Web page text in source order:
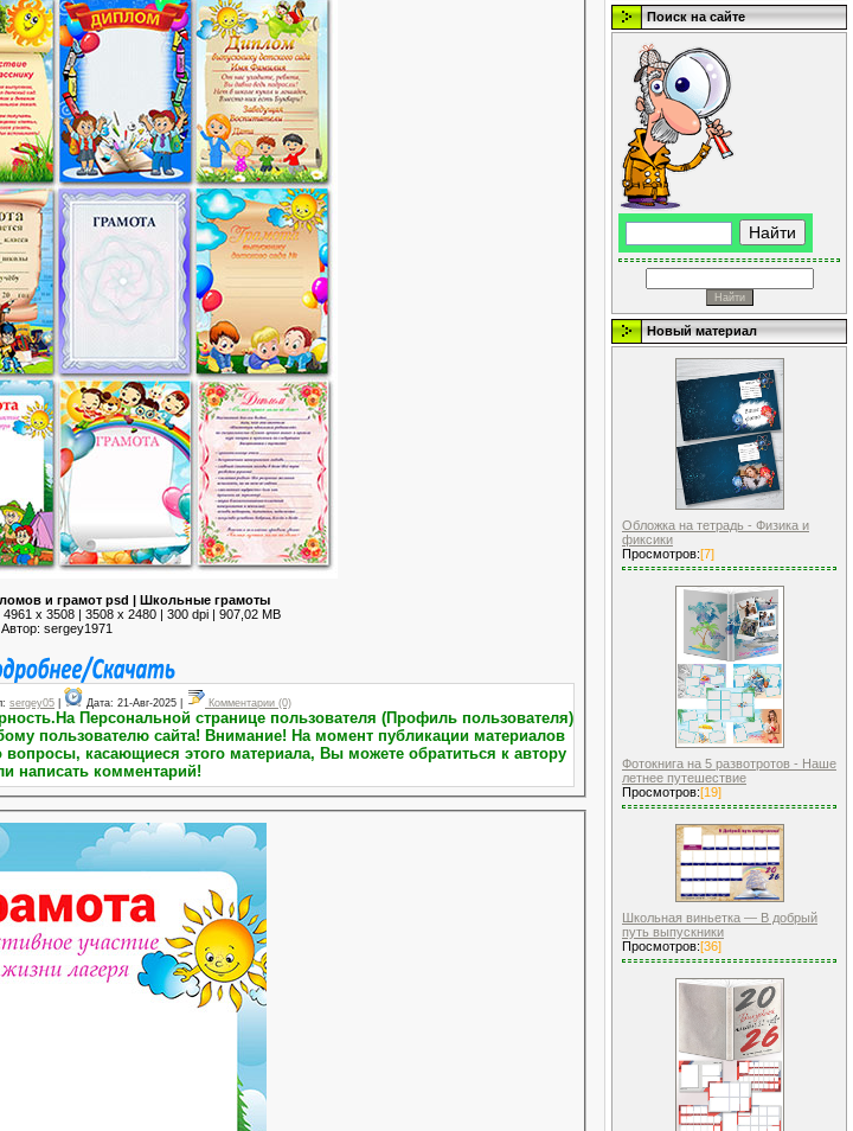
и грамот psd | Школьные грамоты
x 3508 | 3508 x 2480 | 300 dpi | 907,02 MB
Автор: sergey1971
sergey05 Дата: 21-Авг-2025 Комментарии (0)
На момент публикации материалов
касающиеся этого материала, Вы можете обратиться к автору
написать комментарий!
Поиск на сайте
Новый материал
Обложка на тетрадь - Физика и
фиксики
Просмотров:[7]
Фотокнига на 5 развотротов - Наше
летнее путешествие
Просмотров:[19]
Школьная виньетка — В добрый
путь выпускники
Просмотров:[36]